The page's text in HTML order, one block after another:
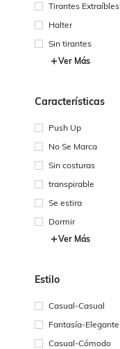
Tirantes Extraíbles
Halter
Sin tirantes
Ver Más
Características
Push Up
No Se Marca
Sin costuras
transpirable
Se estira
Dormir
Ver Más
Estilo
Casual-Casual
Fantasía-Elegante
Casual-Cómodo